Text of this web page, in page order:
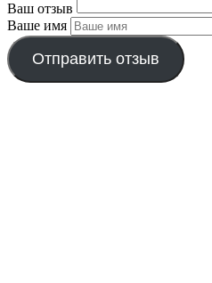
Ваш отзыв
Ваше имя
Отправить отзыв